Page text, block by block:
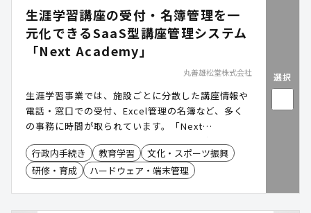
生涯学習講座の受付・名簿管理を一
元化できるSaaS型講座管理システム
「Next Academy」
丸善雄松堂株式会社
生涯学習事業では、施設ごとに分散した講座情報や
電話・窓口での受付、Excel管理の名簿など、多く
の事務に時間が取られています。「Next
Academy(ネクストアカデミー)」は、講座情報の登
録から申込受付、出欠管理、決済、帳票作成までを
一つのシステムで完結でき、庁内の情報連携と業務
行政内手続き 教育学習
文化・スポーツ振興
研修・育成
ハードウェア・端末管理
選択